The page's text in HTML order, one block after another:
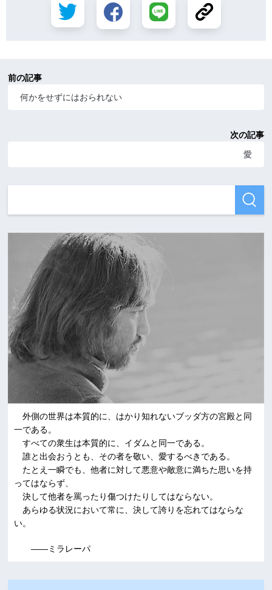
前の記事
何かをせずにはおられない
次の記事
愛
外側の世界は本質的に、はかり知れないブッダ方の宮殿と同
一である。
すべての衆生は本質的に、イダムと同一である。
誰と出会おうとも、その者を敬い、愛するべきである。
たとえ一瞬でも、他者に対して悪意や敵意に満ちた思いを持
ってはならず、
決して他者を罵ったり傷つけたりしてはならない。
あらゆる状況において常に、決して誇りを忘れてはならな
い。
――ミラレーパ